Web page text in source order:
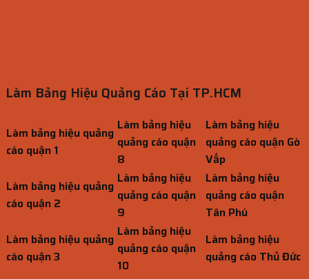
Làm Bảng Hiệu Quảng Cáo Tại TP.HCM
Làm bảng hiệu quảng
cáo quận 1
Làm bảng hiệu
quảng cáo quận
8
Làm bảng hiệu
quảng cáo quận Gò
Vấp
Làm bảng hiệu quảng
cáo quận 2
Làm bảng hiệu
quảng cáo quận
9
Làm bảng hiệu
quảng cáo quận
Tân Phú
Làm bảng hiệu quảng
cáo quận 3
Làm bảng hiệu
quảng cáo quận
10
Làm bảng hiệu
quảng cáo Thủ Đức